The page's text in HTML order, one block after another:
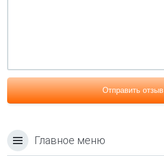
Отправить отзыв
Главное меню